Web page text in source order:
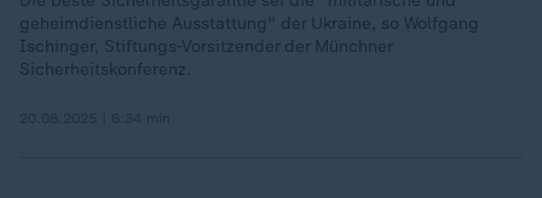
geheimdienstliche Ausstattung" der Ukraine, so Wolfgang
Ischinger, Stiftungs-Vorsitzender der Münchner
Sicherheitskonferenz.